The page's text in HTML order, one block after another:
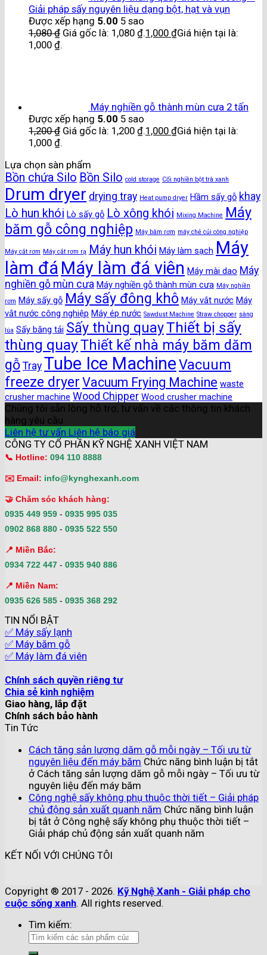
Giải pháp sấy nguyên liệu dạng bột, hạt và vụn
Được xếp hạng 5.00 5 sao
1,080₫ Giá gốc là: 1,080 ₫.1,000 ₫Giá hiện tại là:
1,000 ₫.
Máy nghiền gỗ thành mùn cưa 2 tấn
Được xếp hạng 5.00 5 sao
1,200₫ Giá gốc là: 1,200 ₫.1,000 ₫Giá hiện tại là:
1,000 ₫.
Lựa chọn sàn phẩm
Bồn chứa Silo Bồn Silo cold storage Cối nghiền bột trà xanh
Drum dryer drying tray Heat pump dryer Hầm sấy gỗ khay
Lò hun khói Lò sấy gỗ Lò xông khói Mixing Machine Máy
băm gỗ công nghiệp Máy băm rơm máy chẻ củi công nghiệp
Máy cắt rơm Máy cắt rơm rạ Máy hun khói Máy làm sạch Máy
làm đá Máy làm đá viên Máy mài dao Máy
nghiền gỗ mùn cưa Máy nghiền gỗ thành mùn cưa Máy nghiền
rơm Máy sấy gỗ Máy sấy đông khô Máy vắt nước Máy
vắt nước công nghiệp Máy ép nước Sawdust Machine Straw chopper sàng
lúa Sấy băng tải Sấy thùng quayThiết bị sấy
thùng quayThiết kế nhà máy băm dăm
gỗ Tray Tube Ice MachineVacuum
freeze dryer Vacuum Frying Machine waste
crusher machine Wood Chipper Wood crusher machine
Chúng tôi sẵn lòng hỗ trợ, tư vấn về các thông tin khách
hàng yêu cầu
Liên hệ tư vấn Liên hệ báo giá
CÔNG TY CỔ PHẦN KỸ NGHỆ XANH VIỆT NAM
📞 Hotline: 094 110 8888
✉️ Email: info@kynghexanh.com
🤝 Chăm sóc khách hàng:
0935 449 959 - 0935 995 035
0902 868 880 - 0935 522 550
📍 Miền Bắc:
0934 722 447 - 0935 940 886
📍 Miền Nam:
0935 626 585 - 0935 368 292
TIN NỔI BẬT
✅ Máy sấy lạnh
✅ Máy băm gỗ
✅ Máy làm đá viên
Chính sách quyền riêng tư
Chia sẻ kinh nghiệm
Giao hàng, lắp đặt
Chính sách bảo hành
Tin Tức
Cách tăng sản lượng dăm gỗ mỗi ngày – Tối ưu từ
nguyên liệu đến máy băm Chức năng bình luận bị tắt
ở Cách tăng sản lượng dăm gỗ mỗi ngày – Tối ưu từ
nguyên liệu đến máy băm
Công nghệ sấy không phụ thuộc thời tiết – Giải pháp
chủ động sản xuất quanh năm Chức năng bình luận
bị tắt ở Công nghệ sấy không phụ thuộc thời tiết –
Giải pháp chủ động sản xuất quanh năm
KẾT NỐI VỚI CHÚNG TÔI
Copyright ® 2017 - 2026. Kỹ Nghệ Xanh - Giải pháp cho
cuộc sống xanh. All rights reserved.
Tìm kiếm: